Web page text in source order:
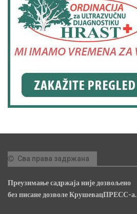
Сва права задржана
Преузимање садржаја није дозвољено
без писане дозволе КрушевацПРЕСС-а.